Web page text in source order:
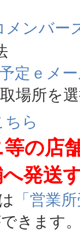
メンバー
定ｅメ
場所を
ら
の店
発送
「営業
きます